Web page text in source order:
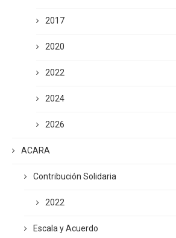
2017
2020
2022
2024
2026
ACARA
Contribución Solidaria
2022
Escala y Acuerdo